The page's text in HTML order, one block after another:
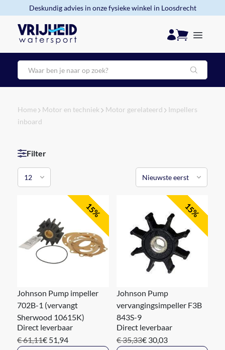
Deskundig advies in onze fysieke winkel in Loosdrecht
Zoeken
Home Motor en techniek Motor gerelateerd
Impellers
inboard
Filter
15%
Johnson Pump impeller
702B-1 (vervangt
Sherwood 10615K)
Direct leverbaar
€ 61,11€ 51,94
15%
Johnson Pump
vervangingsimpeller F3B
843S-9
Direct leverbaar
€ 35,33€ 30,03